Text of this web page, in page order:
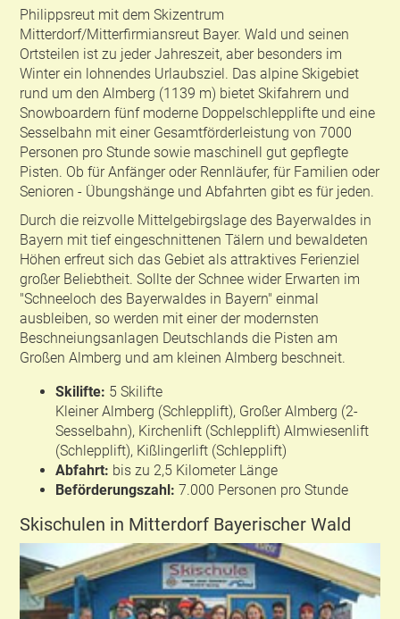
Philippsreut mit dem Skizentrum
Mitterdorf/Mitterfirmiansreut Bayer. Wald und seinen
Ortsteilen ist zu jeder Jahreszeit, aber besonders im
Winter ein lohnendes Urlaubsziel. Das alpine Skigebiet
rund um den Almberg (1139 m) bietet Skifahrern und
Snowboardern fünf moderne Doppelschlepplifte und eine
Sesselbahn mit einer Gesamtförderleistung von 7000
Personen pro Stunde sowie maschinell gut gepflegte
Pisten. Ob für Anfänger oder Rennläufer, für Familien oder
Senioren - Übungshänge und Abfahrten gibt es für jeden.
Durch die reizvolle Mittelgebirgslage des Bayerwaldes in
Bayern mit tief eingeschnittenen Tälern und bewaldeten
Höhen erfreut sich das Gebiet als attraktives Ferienziel
großer Beliebtheit. Sollte der Schnee wider Erwarten im
"Schneeloch des Bayerwaldes in Bayern" einmal
ausbleiben, so werden mit einer der modernsten
Beschneiungsanlagen Deutschlands die Pisten am
Großen Almberg und am kleinen Almberg beschneit.
Skilifte: 5 Skilifte
Kleiner Almberg (Schlepplift), Großer Almberg (2-
Sesselbahn), Kirchenlift (Schlepplift) Almwiesenlift
(Schlepplift), Kißlingerlift (Schlepplift)
Abfahrt: bis zu 2,5 Kilometer Länge
Beförderungszahl: 7.000 Personen pro Stunde
Skischulen in Mitterdorf Bayerischer Wald